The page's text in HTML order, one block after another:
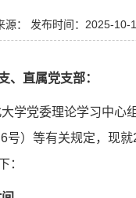
源： 发布时间：2025-10-
、直属党支部：
学党委理论学习中心
号）等有关规定，现
：